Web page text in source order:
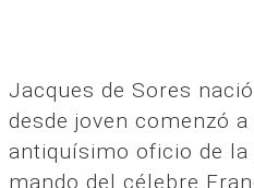
Jacques de Sores
desde joven comenzó
antiquísimo oficio de
mando del célebre